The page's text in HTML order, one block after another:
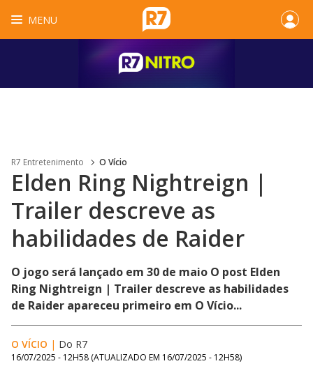
MENU
R7 Entretenimento O Vício
Elden Ring Nightreign |
Trailer descreve as
habilidades de Raider
O jogo será lançado em 30 de maio O post Elden
Ring Nightreign | Trailer descreve as habilidades
de Raider apareceu primeiro em O Vício...
O VÍCIO | Do R7
16/07/2025 - 12H58 (ATUALIZADO EM 16/07/2025 - 12H58)